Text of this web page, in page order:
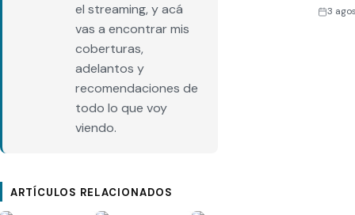
el streaming, y acá
vas a encontrar mis
coberturas,
adelantos y
recomendaciones de
todo lo que voy
viendo.
ARTÍCULOS RELACIONADOS
3